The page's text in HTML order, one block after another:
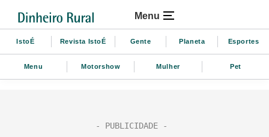
Menu
IstoÉ Revista IstoÉ Gente Planeta Esportes
Menu Motorshow Mulher Pet